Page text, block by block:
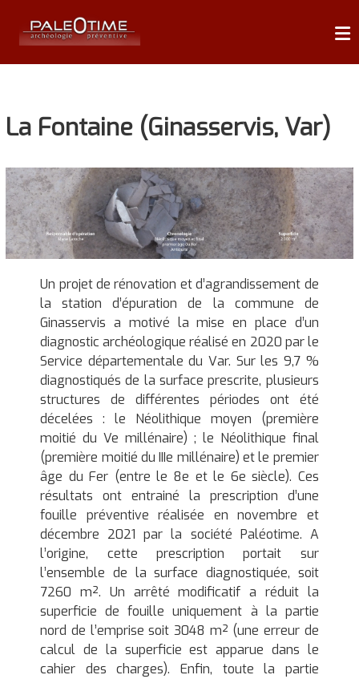
content
P
A
O
I
M
E
A
La Fontaine (Ginasservis, Var)
Un projet de rénovation et d’agrandissement de
la station d’épuration de la commune de
Ginasservis a motivé la mise en place d’un
diagnostic archéologique réalisé en 2020 par le
Service départementale du Var. Sur les 9,7 %
diagnostiqués de la surface prescrite, plusieurs
structures de différentes périodes ont été
décelées : le Néolithique moyen (première
moitié du Ve millénaire) ; le Néolithique final
(première moitié du IIIe millénaire) et le premier
âge du Fer (entre le 8e et le 6e siècle). Ces
résultats ont entrainé la prescription d’une
fouille préventive réalisée en novembre et
décembre 2021 par la société Paléotime. A
l’origine, cette prescription portait sur
l’ensemble de la surface diagnostiquée, soit
7260 m². Un arrêté modificatif a réduit la
superficie de fouille uniquement à la partie
nord de l’emprise soit 3048 m² (une erreur de
calcul de la superficie est apparue dans le
cahier des charges). Enfin, toute la partie